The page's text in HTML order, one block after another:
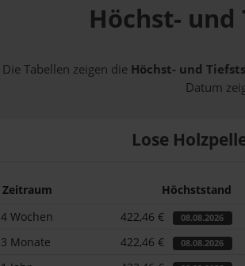
Höchst-
Die Tabellen zeigen die Höchst- und
Datum
Lose
Zeitraum Höchststand
4 Wochen
422,46 € 08.08.2026
3 Monate 422,46 € 08.08.2026